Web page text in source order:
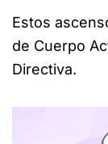
Estos
de Cuerpo
Directiva.